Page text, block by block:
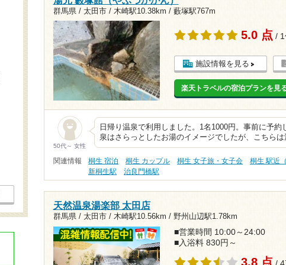
群馬県 / 太田市 / 木崎駅10.38km / 藪塚駅767m
5.0 点 /
施設情報を見る
楽天トラベルの宿泊プランを見
50代～ 女性
日帰り温泉で利用しました。1名1000円。事前に予
泉はさらっとしたお湯のイメージでしたが、こちら
関連情報 桐生 宿泊 桐生 カップル 桐生 女子旅・女子会
桐生 駅近
新桐生駅
治良門橋駅
天然温泉湯楽部 太田店
群馬県 / 太田市 / 木崎駅10.56km / 野州山辺駅1.78km
■営業時間 10:00～24:00
■入浴料 830円～
3.8 点 /